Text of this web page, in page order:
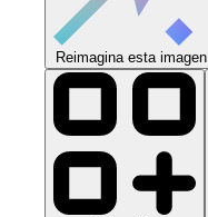
Reimagina esta imagen